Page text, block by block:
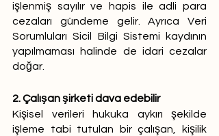
işlenmiş sayılır ve hapis ile adli para
cezaları gündeme gelir. Ayrıca Veri
Sorumluları Sicil Bilgi Sistemi kaydının
yapılmaması halinde de idari cezalar
doğar.
2. Çalışan şirketi dava edebilir
Kişisel verileri hukuka aykırı şekilde
işleme tabi tutulan bir çalışan, kişilik